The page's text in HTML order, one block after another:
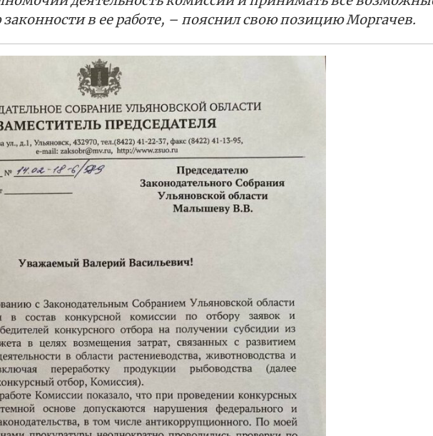
в ее работе, – пояснил свою позицию Моргачев.